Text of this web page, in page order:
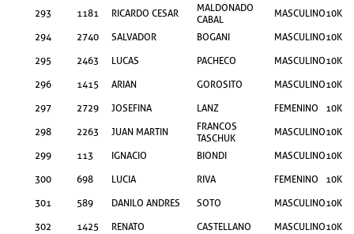
293
1181 RICARDO CESAR
MALDONADO
CABAL
MASCULINO10KM
294
2740 SALVADOR BOGANI MASCULINO10KM
295
2463 LUCAS PACHECO MASCULINO10KM
296
1415 ARIAN GOROSITO MASCULINO10KM
297
2729 JOSEFINA LANZ FEMENINO
10KM
298
2263 JUAN MARTIN
FRANCOS
TASCHUK
MASCULINO10KM
299
113 IGNACIO BIONDI MASCULINO10KM
300
698 LUCIA RIVA FEMENINO
10KM
301
589 DANILO ANDRES SOTO MASCULINO10KM
302
1425 RENATO CASTELLANO MASCULINO10KM